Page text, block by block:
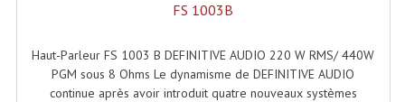
Projecteurs De Son
Sono: Conférences Securité Visite Guidée
Système D'audio Guide
FS 1003B
Haut-Parleur FS 1003 B DEFINITIVE AUDIO 220 W RMS/ 440W
PGM sous 8 Ohms Le dynamisme de DEFINITIVE AUDIO
continue après avoir introduit quatre nouveaux systèmes